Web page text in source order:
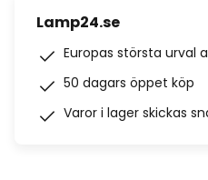
Lamp24.se
Europas största urval
50 dagars öppet köp
Varor i lager skickas